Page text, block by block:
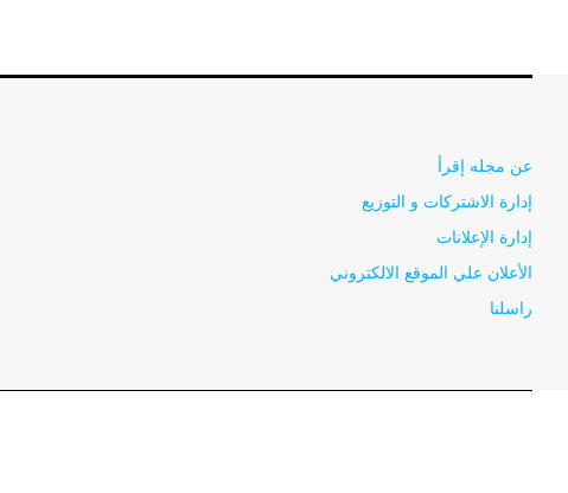
عن مجله إقرأ
إدارة الاشتركات و التوزيع
إدارة الإعلانات
الأعلان علي الموقع الالكتروني
راسلنا